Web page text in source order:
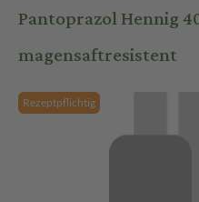
Pantoprazol Hennig
magensaftresistent
Rezeptpflichtig